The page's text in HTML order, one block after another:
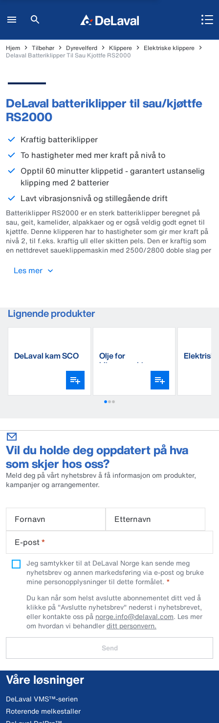
Hjem Tilbehør Dyrevelferd Klippere
Elektriske klippere
Delaval Batteriklipper Til Sau Kjottfe RS2000
DeLaval batteriklipper til sau/kjøttfe
RS2000
Kraftig batteriklipper
To hastigheter med mer kraft på nivå to
Opptil 60 minutter klippetid - garantert ustanselig
klipping med 2 batterier
Lavt vibrasjonsnivå og stillegående drift
Batteriklipper RS2000 er en sterk batteriklipper beregnet på
sau, geit, kamelider, alpakkaer og er også veldig godt egnet til
kjøttfe. Denne klipperen har to hastigheter som gir mer kraft på
nivå 2, til f.eks. kraftig ull eller skitten pels. Den er kraftig som
en nettdrevet saueklippemaskin med 2500/2800 doble slag per
medfølger ett batteri. Batteriet viser ladenivå. Leveres med 3”
Les mer
Lignende produkter
DeLaval kam SCO Olje for
klippemaskiner
Elektrisk
Vil du holde deg oppdatert på hva
som skjer hos oss?
Meld deg på vårt nyhetsbrev å få informasjon om produkter,
kampanjer og arrangementer.
Fornavn
Etternavn
E-post*
Jeg samtykker til at DeLaval Norge kan sende meg
nyhetsbrev og annen markedsføring via e-post og bruke
mine personopplysninger til dette formålet.
Du kan når som helst avslutte abonnementet ditt ved å
klikke på "Avslutte nyhetsbrev" nederst i nyhetsbrevet,
eller kontakte oss på norge.info@delaval.com. Les mer
om hvordan vi behandlerditt personvern.
Send
Våre løsninger
DeLaval VMS™-serien
Roterende melkestaller